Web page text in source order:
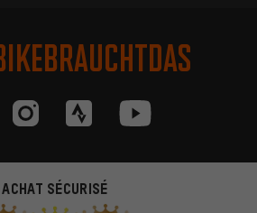
ACHAT SÉCURISÉ